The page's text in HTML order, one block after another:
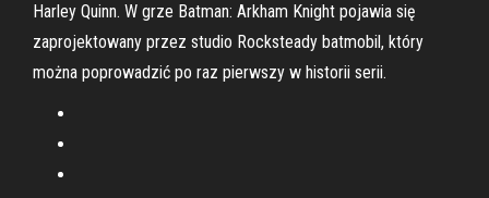
Harley Quinn. W grze Batman: Arkham Knight pojawia się
zaprojektowany przez studio Rocksteady batmobil, który
można poprowadzić po raz pierwszy w historii serii.